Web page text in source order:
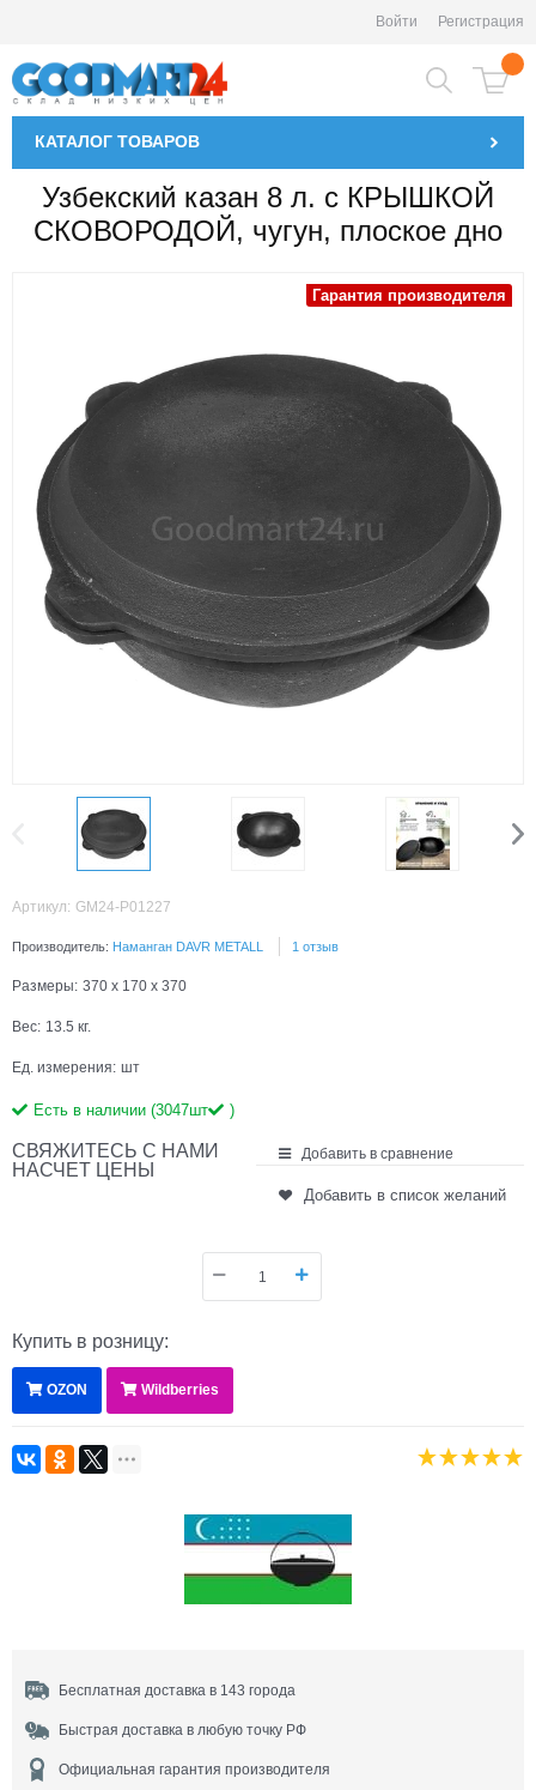
Войти Регистрация
КАТАЛОГ ТОВАРОВ
Узбекский казан 8 л. с КРЫШКОЙ
СКОВОРОДОЙ, чугун, плоское дно
Гарантия производителя
Артикул: GM24-P01227
Производитель: Наманган DAVR METALL 1 отзыв
Размеры: 370 x 170 x 370
Вес: 13.5 кг.
Ед. измерения: шт
Есть в наличии (3047шт )
СВЯЖИТЕСЬ С НАМИ
НАСЧЕТ ЦЕНЫ
Добавить в сравнение
Добавить в список желаний
Купить в розницу:
OZON Wildberries
Бесплатная доставка в 143 города
Быстрая доставка в любую точку РФ
Официальная гарантия производителя